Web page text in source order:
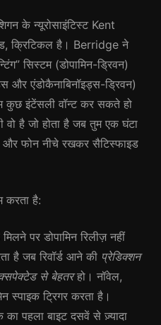
के न्यूरोसाइंटिस्ट Kent
क्रिटिकल है। Berridge ने
सिस्टम (डोपामिन-ड्रिवन)
और एंडोकैनाबिनॉइड्स-ड्रिवन)
कुछ इंटेंसली वॉन्ट कर सकते हो
वो है जो होता है जब तुम एक घंटा
और फोन नीचे रखकर सैटिस्फाइड
करता है:
मिलने पर डोपामिन रिलीज़ नहीं
है जब रिवॉर्ड आने की प्रेडिक्शन
से बेहतरहो। नॉवेल,
स्पाइक ट्रिगर करता है।
पहला बाइट दसवें से ज़्यादा